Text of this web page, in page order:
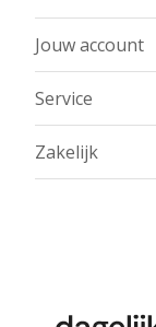
Jouw account
Service
Zakelijk